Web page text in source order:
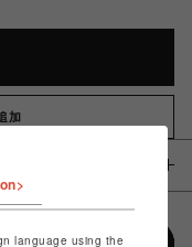
加
language using the